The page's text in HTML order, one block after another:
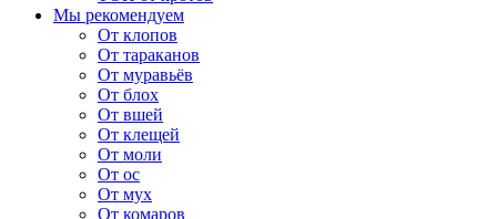
Мы рекомендуем
От клопов
От тараканов
От муравьёв
От блох
От вшей
От клещей
От моли
От ос
От мух
От комаров